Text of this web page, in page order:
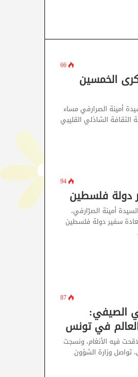
66
الخمسين
أمينة الصرارفي مساء
11 أفريل 2026 بمدينة الثقافة الشاذلي القليبي
94
دولة فلسطين
أمينة الصرّارفي،
16 جانفي 2026، سعادة سفير دولة فلسطين
87
الصيفي:
في تونس
فيه الأنغام، ونسجت
تواصل وزارة الشؤون